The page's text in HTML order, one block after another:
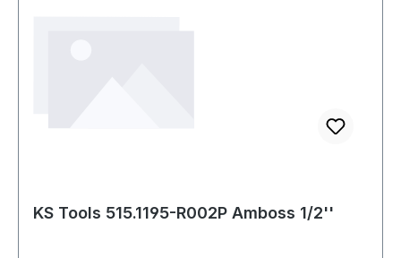
KS Tools 515.1195-R002P Amboss 1/2''